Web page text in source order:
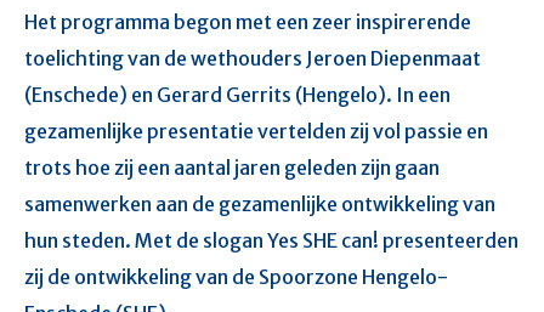
Het programma begon met een zeer inspirerende
toelichting van de wethouders Jeroen Diepenmaat
(Enschede) en Gerard Gerrits (Hengelo). In een
gezamenlijke presentatie vertelden zij vol passie en
trots hoe zij een aantal jaren geleden zijn gaan
samenwerken aan de gezamenlijke ontwikkeling van
hun steden. Met de slogan Yes SHE can! presenteerden
zij de ontwikkeling van de Spoorzone Hengelo-